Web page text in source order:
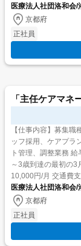
医療法人社団洛和会
京都府
正社員
「主任ケアマ
【仕事内容】募集職種 主任ケ
ッフ採用、ケアプラ
ト管理、調整業務 給与・手当 <給与> 月給252,000円〜 <手当> 扶養手当:0歳
～3歳到達の最初の3
10,000円/月 交通費
医療法人社団洛和会
京都府
正社員